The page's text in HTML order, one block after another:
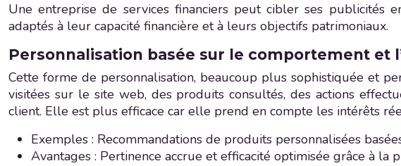
Une entreprise de services financiers peut cibler ses publicités
adaptés à leur capacité financière et à leurs objectifs patrimoniaux.
Personnalisation basée sur le comportement et
Cette forme de personnalisation, beaucoup plus sophistiquée et
visitées sur le site web, des produits consultés, des actions
client. Elle est plus efficace car elle prend en compte les intérêts
Exemples : Recommandations de produits personnalisées
Avantages : Pertinence accrue et efficacité optimisée grâce à